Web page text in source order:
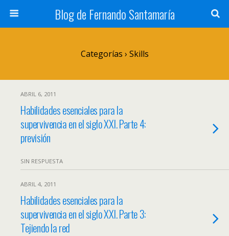
Blog de Fernando Santamaría
Categorías › Skills
ABRIL 6, 2011
Habilidades esenciales para la
supervivencia en el siglo XXI. Parte 4:
previsión
SIN RESPUESTA
ABRIL 4, 2011
Habilidades esenciales para la
supervivencia en el siglo XXI. Parte 3:
Tejiendo la red